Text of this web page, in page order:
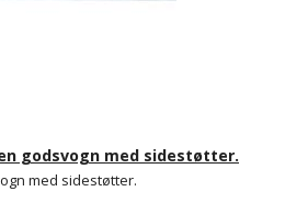
godsvogn med sidestøtter.
med sidestøtter.